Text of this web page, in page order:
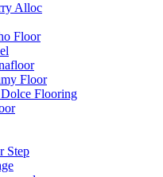
Alloc
Floor
Floor
Dolce Flooring
Step